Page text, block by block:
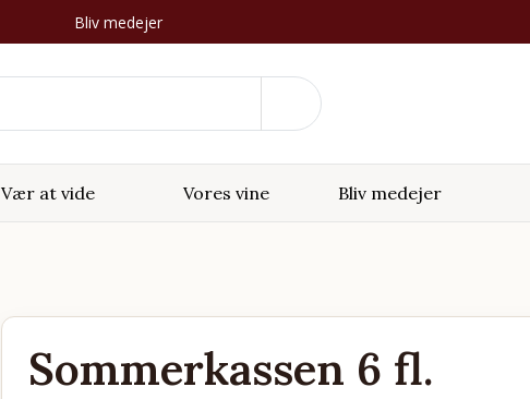
Bliv medejer
Vær at vide Vores vine Bliv medejer
Sommerkassen 6 fl.